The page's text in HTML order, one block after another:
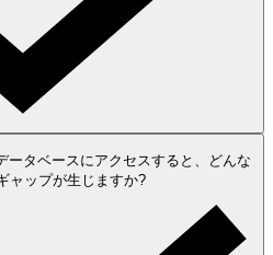
ータベースにアクセスすると、どんな
ャップが生じますか?